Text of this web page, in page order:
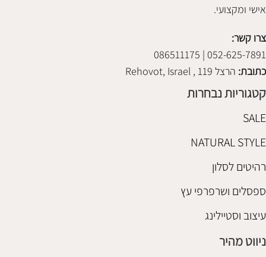
אישי ומקצועי.
צרו קשר:
052-625-7891 | 086511175
כתובת: הרצל 119 , Rehovot, Israel
קטגוריות נבחרות
SALE
NATURAL STYLE
רהיטים לסלון
ספסלים ושרפרפי עץ
עיצוב וסטיילינג
ניווט מהיר